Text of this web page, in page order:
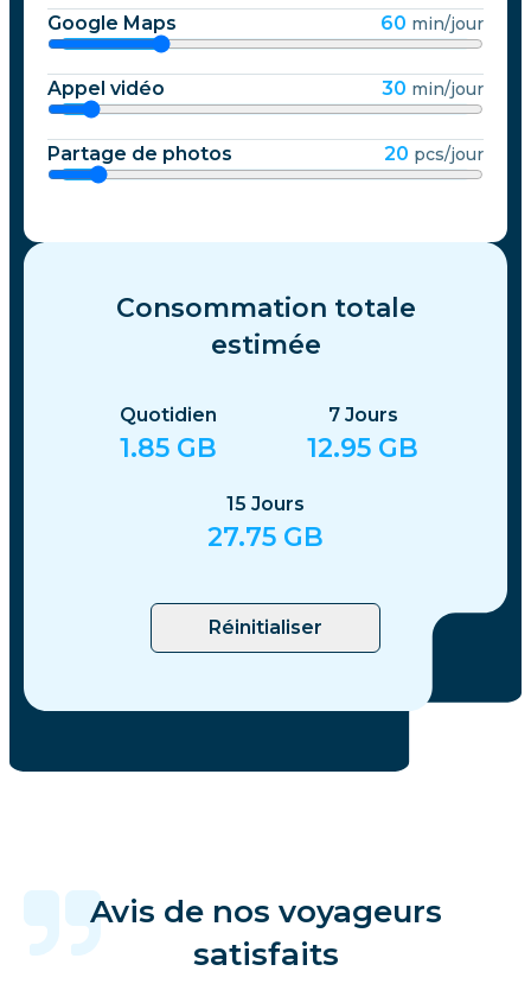
Google Maps 60 min/jour
Appel vidéo 30 min/jour
Partage de photos 20 pcs/jour
Consommation totale
estimée
Quotidien
1.85 GB
7 Jours
12.95 GB
15 Jours
27.75 GB
Réinitialiser
Avis de nos voyageurs
satisfaits